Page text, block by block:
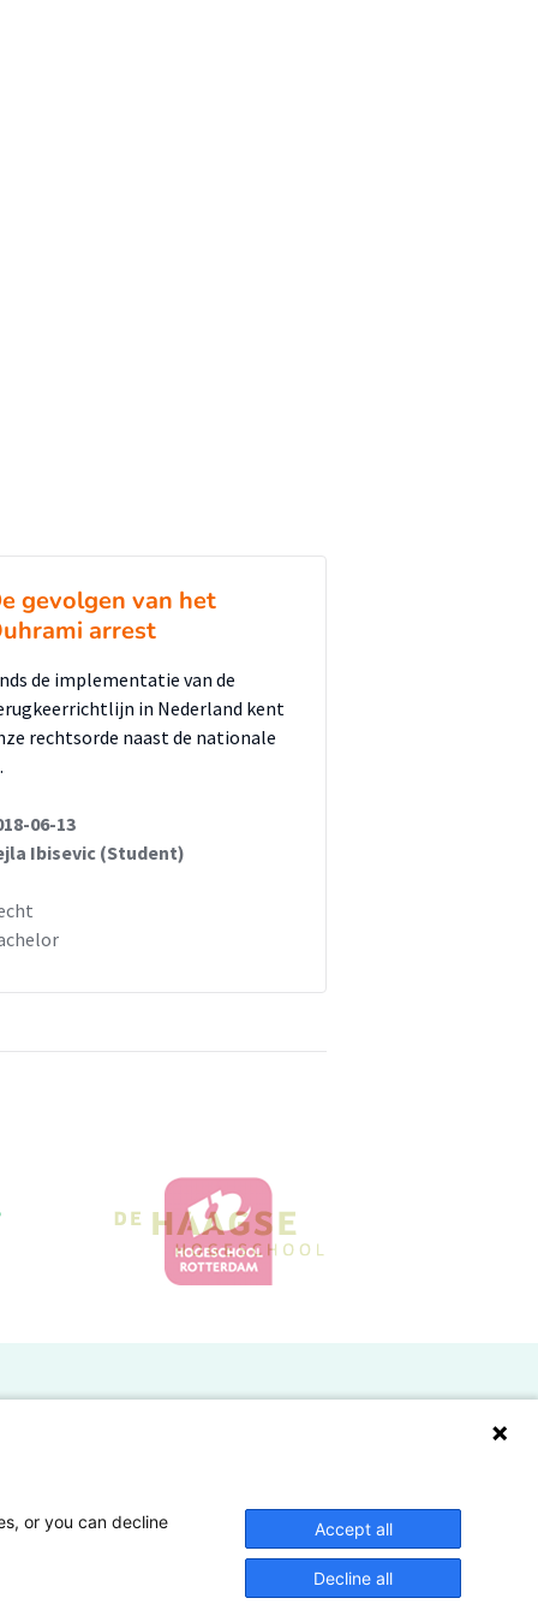
gevolgen van het
arrest
de implementatie van de
in Nederland kent
rechtsorde naast de nationale
06-13
Ibisevic (Student)
Lectoren en onderzoekers
or you can decline
Accept all
Decline all